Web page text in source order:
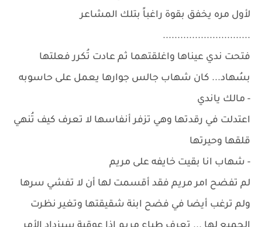
لأول مره يخفق بقوة راغباً بتلك المشاعر
..............................
فتحت ندي عيناها واغلقتهما ثم عادت تُكرر فعلتها
بسُهاد... كان شهاب جالس جوارها يعمل على حاسوبه
- مالك ياندي
اعتدلت في رقدتها وهي تزفر أنفاسها لا تعرف كيف تُنهي
قلقها وحيرتها
- شهاب انا بقيت خايفه على مريم
لم تفضح امر مريم فقد أقسمت لها أن لا تفشي سرها
ولم ترغب أيضا في فضح ابنة شقيقتها وتغير نظرت